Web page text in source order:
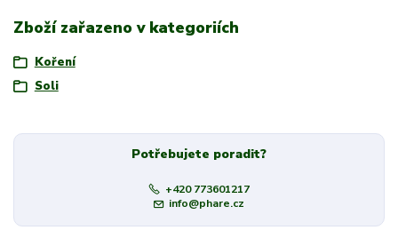
Zboží zařazeno v kategoriích
Koření
Soli
Potřebujete poradit?
+420 773601217
info@phare.cz